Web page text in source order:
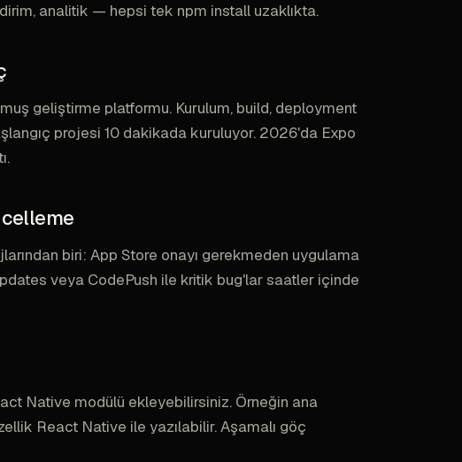
analitik — hepsi tek npm install uzaklıkta.
geliştirme platformu. Kurulum, build, deployment
projesi 10 dakikada kuruluyor. 2026'da Expo
biri: App Store onayı gerekmeden uygulama
veya CodePush ile kritik bug'lar saatler içinde
Native modülü ekleyebilirsiniz. Örneğin ana
React Native ile yazılabilir. Aşamalı göç